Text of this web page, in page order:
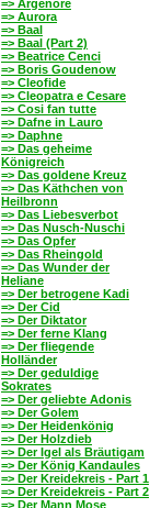
=> Argenore
=> Aurora
=> Baal
=> Baal (Part 2)
=> Beatrice Cenci
=> Boris Goudenow
=> Cleofide
=> Cleopatra e Cesare
=> Cosi fan tutte
=> Dafne in Lauro
=> Daphne
=> Das geheime
Königreich
=> Das goldene Kreuz
=> Das Käthchen von
Heilbronn
=> Das Liebesverbot
=> Das Nusch-Nuschi
=> Das Opfer
=> Das Rheingold
=> Das Wunder der
Heliane
=> Der betrogene Kadi
=> Der Cid
=> Der Diktator
=> Der ferne Klang
=> Der fliegende
Holländer
=> Der geduldige
Sokrates
=> Der geliebte Adonis
=> Der Golem
=> Der Heidenkönig
=> Der Holzdieb
=> Der Igel als Bräutigam
=> Der König Kandaules
=> Der Kreidekreis - Part 1
=> Der Kreidekreis - Part 2
=> Der Mann Mose